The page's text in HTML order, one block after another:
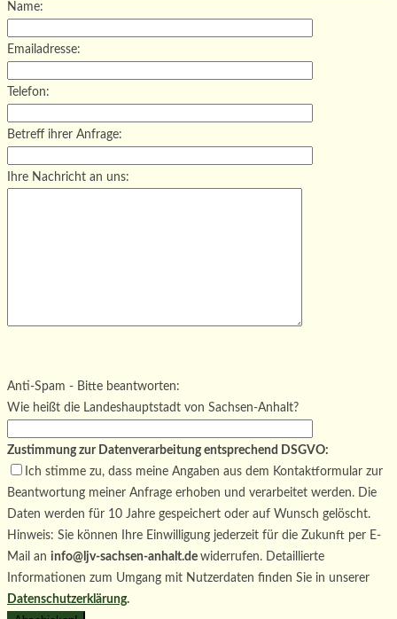
Name:
Emailadresse:
Telefon:
Betreff ihrer Anfrage:
Ihre Nachricht an uns:
Bitte lasse dieses Feld leer.
Anti-Spam - Bitte beantworten:
Wie heißt die Landeshauptstadt von Sachsen-Anhalt?
Zustimmung zur Datenverarbeitung entsprechend DSGVO:
Ich stimme zu, dass meine Angaben aus dem Kontaktformular zur
Beantwortung meiner Anfrage erhoben und verarbeitet werden. Die
Daten werden für 10 Jahre gespeichert oder auf Wunsch gelöscht.
Hinweis: Sie können Ihre Einwilligung jederzeit für die Zukunft per E-
Mail an info@ljv-sachsen-anhalt.de widerrufen. Detaillierte
Informationen zum Umgang mit Nutzerdaten finden Sie in unserer
Datenschutzerklärung.